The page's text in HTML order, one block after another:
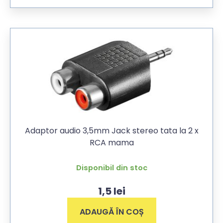
Adaptor audio 3,5mm Jack stereo tata la 2 x
RCA mama
Disponibil din stoc
1,5lei
ADAUGĂ ÎN COȘ